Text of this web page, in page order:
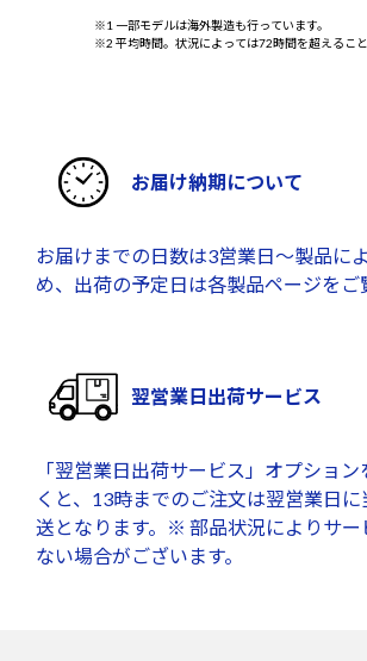
※1 一部モデルは海外製造も行っています。
※2 平均時間。状況によっては72時間を超えること
お届け納期について
お届けまでの日数は3営業日～製品に
め、出荷の予定日は各製品ページをご
翌営業日出荷サービス
「翌営業日出荷サービス」オプショ
くと、13時までのご注文は翌営業日
送となります。※ 部品状況によりサー
ない場合がございます。